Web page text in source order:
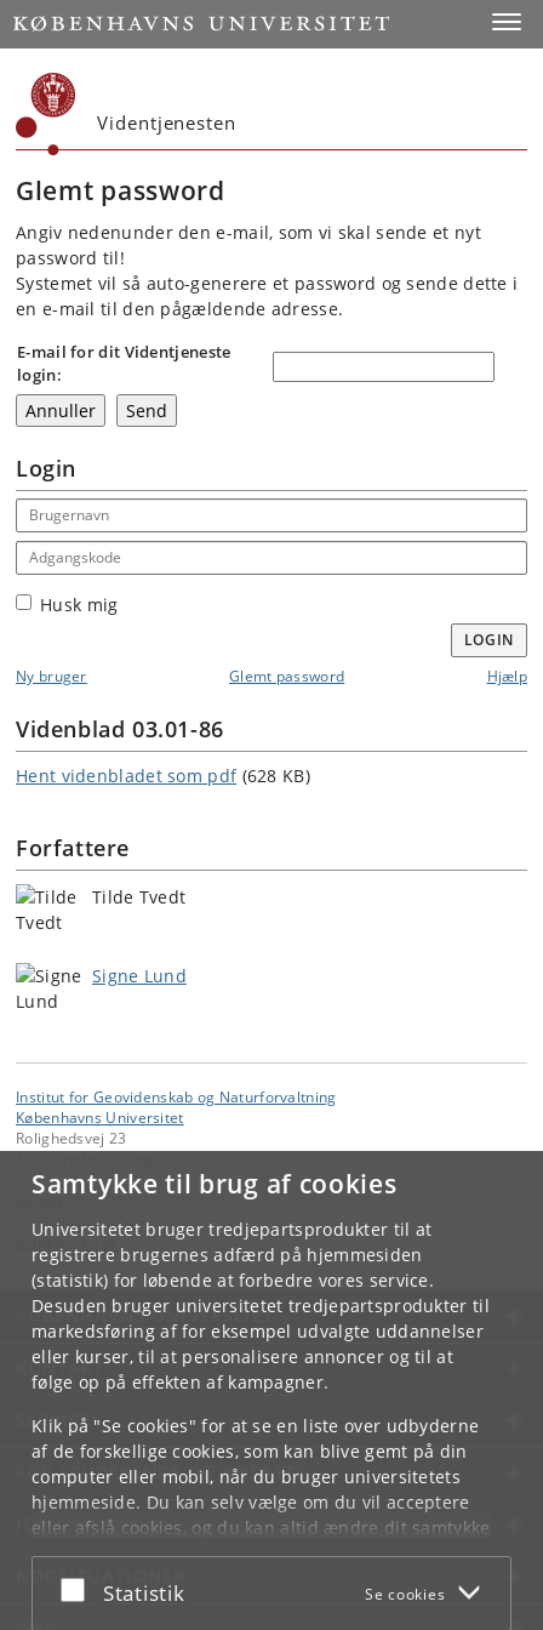
Samtykke til brug af cookies
Universitetet bruger tredjepartsprodukter til at
registrere brugernes adfærd på hjemmesiden
(statistik) for løbende at forbedre vores service.
Desuden bruger universitetet tredjepartsprodukter til
markedsføring af for eksempel udvalgte uddannelser
eller kurser, til at personalisere annoncer og til at
følge op på effekten af kampagner.
Klik på "Se cookies" for at se en liste over udbyderne
af de forskellige cookies, som kan blive gemt på din
computer eller mobil, når du bruger universitetets
hjemmeside. Du kan selv vælge om du vil acceptere
eller afslå cookies, og du kan altid ændre dit samtykke
underCookie- og privatlivspolitiksom du finder i
bunden af hver side.
Acceptér eller afslå
Statistik Se cookies
Start
Videntjenesten
Glemt password
Angiv nedenunder den e-mail, som vi skal sende et nyt
password til!
Systemet vil så auto-generere et password og sende dette i
en e-mail til den pågældende adresse.
E-mail for dit Videntjeneste
login:
Login
Email address
Adgangskode
Husk mig
LOGIN
Ny bruger
Glemt password Hjælp
Videnblad 03.01-86
Hent videnbladet som pdf (628 KB)
Forfattere
Tilde Tvedt
Signe Lund
Institut for Geovidenskab og Naturforvaltning
Københavns Universitet
Rolighedsvej 23
Jette Alsing Larsen
KØBENHAVNS UNIVERSITET
KONTAKT
SERVICES
FOR STUDERENDE OG ANSATTE
JOB OG KARRIERE
NØDSITUATIONER